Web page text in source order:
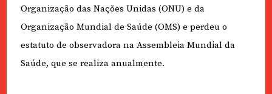
Organização das Nações Unidas (ONU) e da
Organização Mundial de Saúde (OMS) e perdeu o
estatuto de observadora na Assembleia Mundial da
Saúde, que se realiza anualmente.